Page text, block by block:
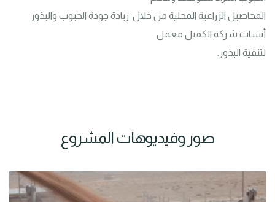
لتنقية البذور.
صور وفيديوهات المشروع